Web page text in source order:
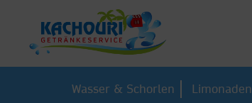
Wasser & Schorlen Limonaden